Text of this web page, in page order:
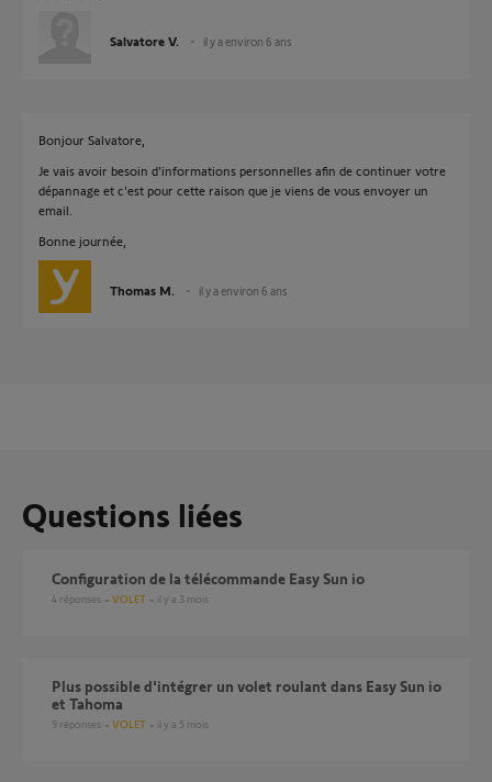
Salvatore V. il y a environ 6 ans
Bonjour Salvatore,
Je vais avoir besoin d'informations personnelles afin de continuer votre
dépannage et c'est pour cette raison que je viens de vous envoyer un
email.
Bonne journée,
Thomas M. il y a environ 6 ans
Questions liées
Configuration de la télécommande Easy Sun io
4 réponses VOLET il y a 3 mois
Plus possible d'intégrer un volet roulant dans Easy Sun io
et Tahoma
9 réponses VOLET il y a 5 mois